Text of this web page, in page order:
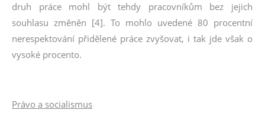
druh práce mohl být tehdy pracovníkům bez jejich
souhlasu změněn [4]. To mohlo uvedené 80 procentní
nerespektování přidělené práce zvyšovat, i tak jde však o
vysoké procento.
Právo a socialismus